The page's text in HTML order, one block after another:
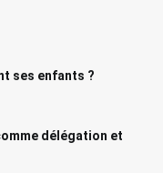
ses enfants ?
délégation et